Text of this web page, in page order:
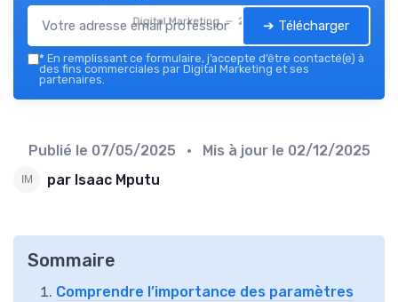
Digital Marketing — 2026 ➔ Télécharger
* En remplissant ce formulaire, j’accepte d’être contacté(e) à
des fins commerciales par Digital Marketing et ses
partenaires.
Publié le 07/05/2025 • Mis à jour le 02/12/2025
par Isaac Mputu
Sommaire
Comprendre l’importance des paramètres